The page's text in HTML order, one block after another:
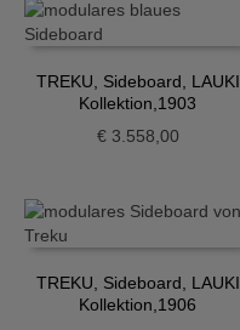
TREKU, Sideboard, LAUKI
Kollektion,1903
€3.558,00
TREKU, Sideboard, LAUKI
Kollektion,1906